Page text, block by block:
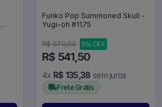
Funko Pop Summoned Skull -
Yugi-oh #1175
R$ 570,00 5% OFF
R$ 541,50
4x R$ 135,38 sem juros
Frete Grátis